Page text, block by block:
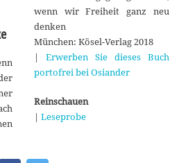
wenn wir Freiheit ganz neu
denken
München: Kösel-Verlag 2018
| Erwerben Sie dieses Buch
portofrei bei Osiander
Reinschauen
| Leseprobe